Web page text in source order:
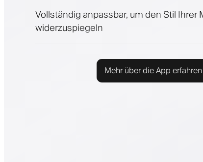
Vollständig anpassbar, um den Stil Ihrer
widerzuspiegeln
Mehr über die App erfahren